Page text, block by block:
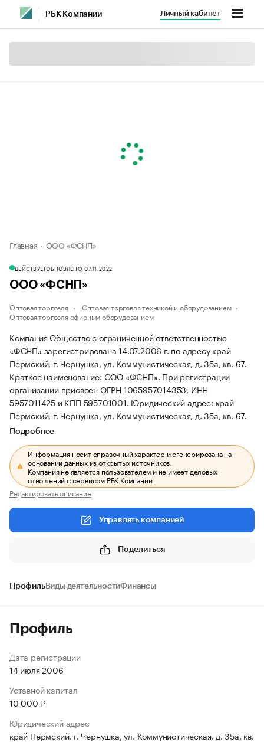
РБК Компании Личный кабинет
Главная ООО «ФСНП»
ДЕЙСТВУЕТОБНОВЛЕНО, 07.11.2022
ООО «ФСНП»
Оптовая торговля
Оптовая торговля техникой и оборудованием
Оптовая торговля офисным оборудованием
Компания Общество с ограниченной ответственностью
«ФСНП» зарегистрирована 14.07.2006 г. по адресу край
Пермский, г. Чернушка, ул. Коммунистическая, д. 35а, кв. 67.
Краткое наименование: ООО «ФСНП». При регистрации
организации присвоен ОГРН 1065957014353, ИНН
5957011425 и КПП 595701001. Юридический адрес: край
Пермский, г. Чернушка, ул. Коммунистическая, д. 35а, кв. 67.
Подробнее
Информация носит справочный характер и сгенерирована на
основании данных из открытых источников.
Компания не является пользователем и не имеет деловых
отношений с сервисом РБК Компании.
Редактировать описание
Управлять компанией
Поделиться
ПрофильВиды деятельностиФинансы
Профиль
Дата регистрации
14 июля 2006
Уставной капитал
10 000 ₽
Юридический адрес
край Пермский, г. Чернушка, ул. Коммунистическая, д. 35а, кв.